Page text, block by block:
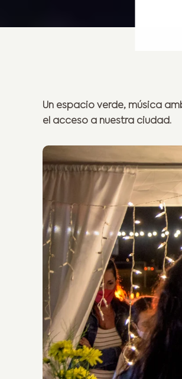
Un espacio verde, música
el acceso a nuestra ciudad.